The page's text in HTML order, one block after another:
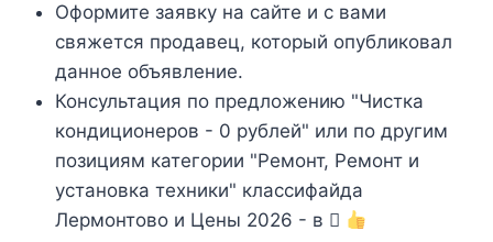
Оформите заявку на сайте и с вами
свяжется продавец, который опубликовал
данное объявление.
Консультация по предложению "Чистка
кондиционеров - 0 рублей" или по другим
позициям категории "Ремонт, Ремонт и
установка техники" классифайда
Лермонтово и Цены 2026 - в